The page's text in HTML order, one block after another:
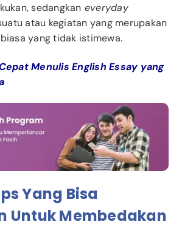
sedangkan everyday
atau kegiatan yang merupakan
yang tidak istimewa.
Menulis English Essay yang
Yang Bisa
Untuk Membedakan